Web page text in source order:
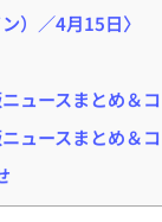
）／4月15日〉
ュースまとめ＆
ュースまとめ＆